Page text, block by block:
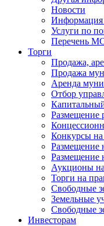
Новости
Информация
Услуги по
Перечень
Торги
Продажа,
Продажа
Аренда
Отбор
Размещение
Конкурсы
Размещение
Размещение
Аукционы на
Торги на
Свободные
Земельные
Свободные
Инвесторам